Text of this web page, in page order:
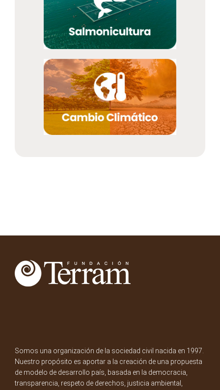
Somos una organización de la sociedad civil nacida en 1997.
Nuestro propósito es aportar a la creación de una propuesta
de modelo de desarrollo país, basada en la democracia,
transparencia, respeto de derechos, justicia ambiental,